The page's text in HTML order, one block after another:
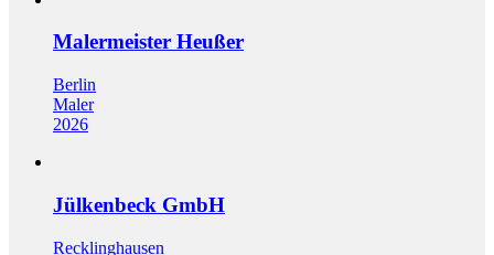
Malermeister Heußer
Berlin
Maler
2026
Jülkenbeck GmbH
Recklinghausen